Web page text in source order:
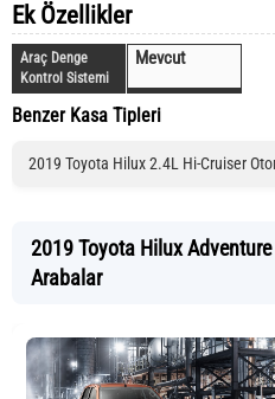
Ek Özellikler
Araç Denge
Kontrol Sistemi
Mevcut
Benzer Kasa Tipleri
2019 Toyota Hilux 2.4L Hi-Cruiser
2019 Toyota Hilux Adventure
Arabalar